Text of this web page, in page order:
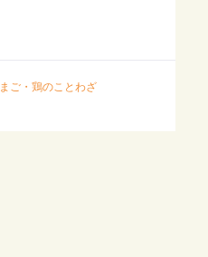
ご・鶏のことわざ